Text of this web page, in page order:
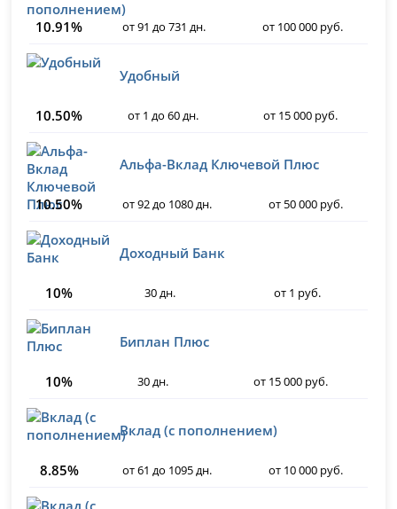
10.91% от 91 до 731 дн. от 100 000 руб.
Удобный
10.50% от 1 до 60 дн. от 15 000 руб.
Альфа-Вклад Ключевой Плюс
10.50% от 92 до 1080 дн. от 50 000 руб.
Доходный Банк
10% 30 дн. от 1 руб.
Биплан Плюс
10% 30 дн. от 15 000 руб.
Вклад (с пополнением)
8.85% от 61 до 1095 дн. от 10 000 руб.